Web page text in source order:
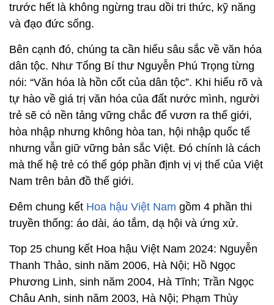
trước hết là không ngừng trau dồi tri thức, kỹ năng
và đạo đức sống.
Bên cạnh đó, chúng ta cần hiểu sâu sắc về văn hóa
dân tộc. Như Tổng Bí thư Nguyễn Phú Trọng từng
nói: “Văn hóa là hồn cốt của dân tộc”. Khi hiểu rõ và
tự hào về giá trị văn hóa của đất nước mình, người
trẻ sẽ có nền tảng vững chắc để vươn ra thế giới,
hòa nhập nhưng không hòa tan, hội nhập quốc tế
nhưng vẫn giữ vững bản sắc Việt. Đó chính là cách
mà thế hệ trẻ có thể góp phần định vị vị thế của Việt
Nam trên bản đồ thế giới.
Đêm chung kết Hoa hậu Việt Nam gồm 4 phần thi
truyền thống: áo dài, áo tắm, dạ hội và ứng xử.
Top 25 chung kết Hoa hậu Việt Nam 2024: Nguyễn
Thanh Thảo, sinh năm 2006, Hà Nội; Hồ Ngọc
Phương Linh, sinh năm 2004, Hà Tĩnh; Trần Ngọc
Châu Anh, sinh năm 2003, Hà Nội; Phạm Thùy